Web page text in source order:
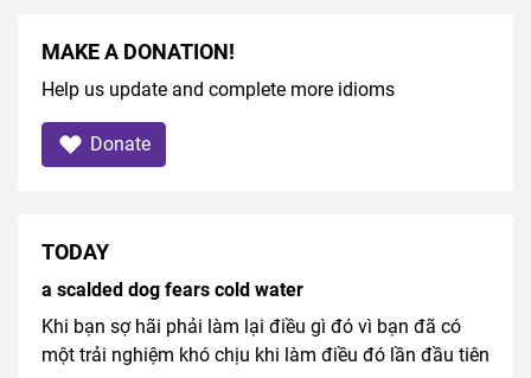
MAKE A DONATION!
Help us update and complete more idioms
Donate
TODAY
a scalded dog fears cold water
Khi bạn sợ hãi phải làm lại điều gì đó vì bạn đã có
một trải nghiệm khó chịu khi làm điều đó lần đầu tiên